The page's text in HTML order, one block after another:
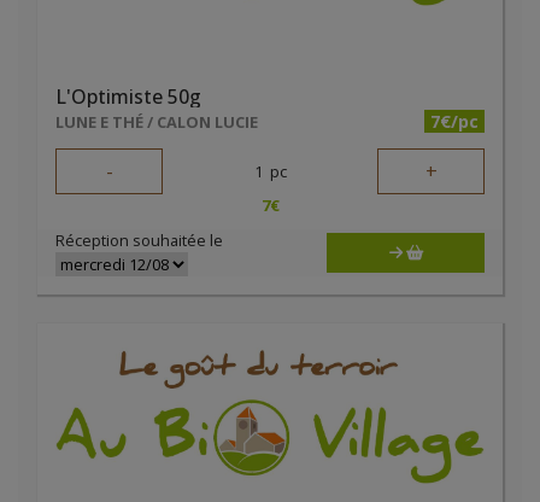
L'Optimiste 50g
LUNE E THÉ / CALON LUCIE 7€/pc
- 1 pc +
7€
Réception souhaitée le